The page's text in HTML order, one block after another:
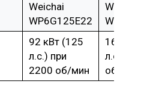
Weichai
WР6G125E22
Weichai
92 кВт (125
л.с.) при
2200 об/мин
162 кВт
л.с.) при
об/мин